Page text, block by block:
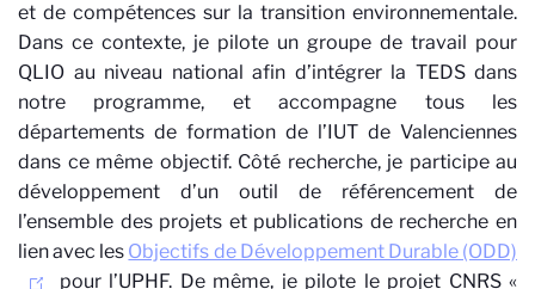
et de compétences sur la transition environnementale.
Dans ce contexte, je pilote un groupe de travail pour
QLIO au niveau national afin d’intégrer la TEDS dans
notre programme, et accompagne tous les
départements de formation de l’IUT de Valenciennes
dans ce même objectif. Côté recherche, je participe au
développement d’un outil de référencement de
l’ensemble des projets et publications de recherche en
lien avec les Objectifs de Développement Durable (ODD)
pour l’UPHF. De même, je pilote le projet CNRS «